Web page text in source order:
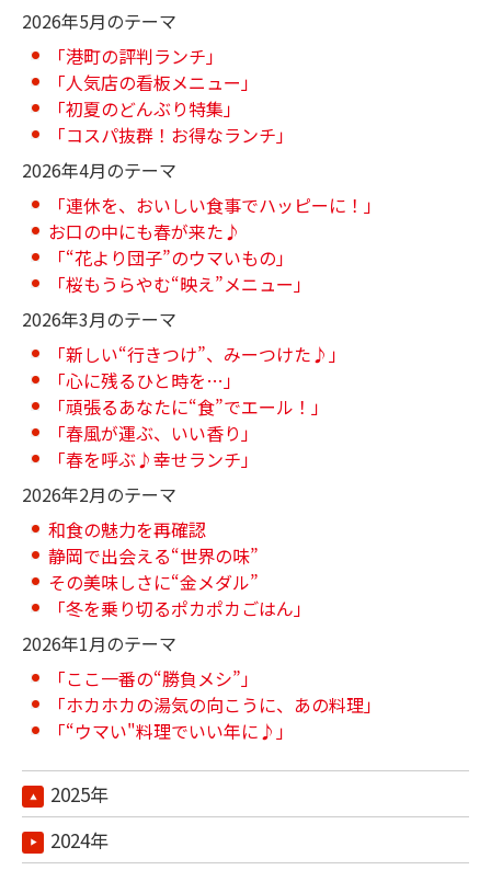
2026年5月のテーマ
「港町の評判ランチ」
「人気店の看板メニュー」
「初夏のどんぶり特集」
「コスパ抜群！お得なランチ」
2026年4月のテーマ
「連休を、おいしい食事でハッピーに！」
お口の中にも春が来た♪
「“花より団子”のウマいもの」
「桜もうらやむ“映え”メニュー」
2026年3月のテーマ
「新しい“行きつけ”、みーつけた♪」
「心に残るひと時を…」
「頑張るあなたに“食”でエール！」
「春風が運ぶ、いい香り」
「春を呼ぶ♪幸せランチ」
2026年2月のテーマ
和食の魅力を再確認
静岡で出会える“世界の味”
その美味しさに“金メダル”
「冬を乗り切るポカポカごはん」
2026年1月のテーマ
「ここ一番の“勝負メシ”」
「ホカホカの湯気の向こうに、あの料理」
「“ウマい"料理でいい年に♪」
2025年
2024年